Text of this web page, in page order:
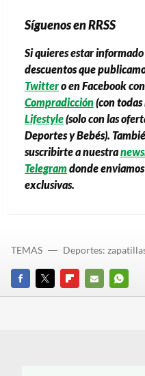
Síguenos en RRSS
Si quieres estar
descuentos que
Twittero en Facebook
Compradicción(con
Lifestyle(solo con las
Deportes y Bebés).
suscribirte a nuestra
Telegramdonde
exclusivas.
FACEBOOK
TWITTERFLIPBOARD
E-
TEMAS Deportes: